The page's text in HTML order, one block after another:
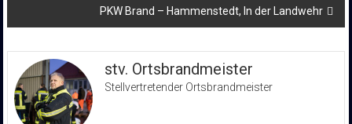
PKW Brand – Hammenstedt, In der Landwehr
stv. Ortsbrandmeister
Stellvertretender Ortsbrandmeister